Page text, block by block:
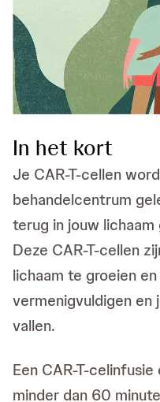
In het kort
Je CAR-T-cellen
behandelcentrum
terug in jouw
Deze CAR-T-cellen
lichaam te groeien
vermenigvuldigen en
vallen.
Een CAR-T-
minder dan 60